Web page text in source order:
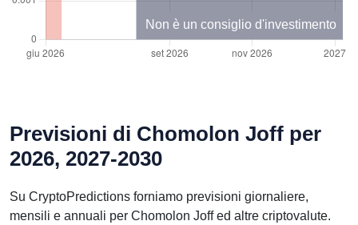
Non è un consiglio d'investimento
Previsioni di Chomolon Joff per
2026, 2027-2030
Su CryptoPredictions forniamo previsioni giornaliere,
mensili e annuali per Chomolon Joff ed altre criptovalute.